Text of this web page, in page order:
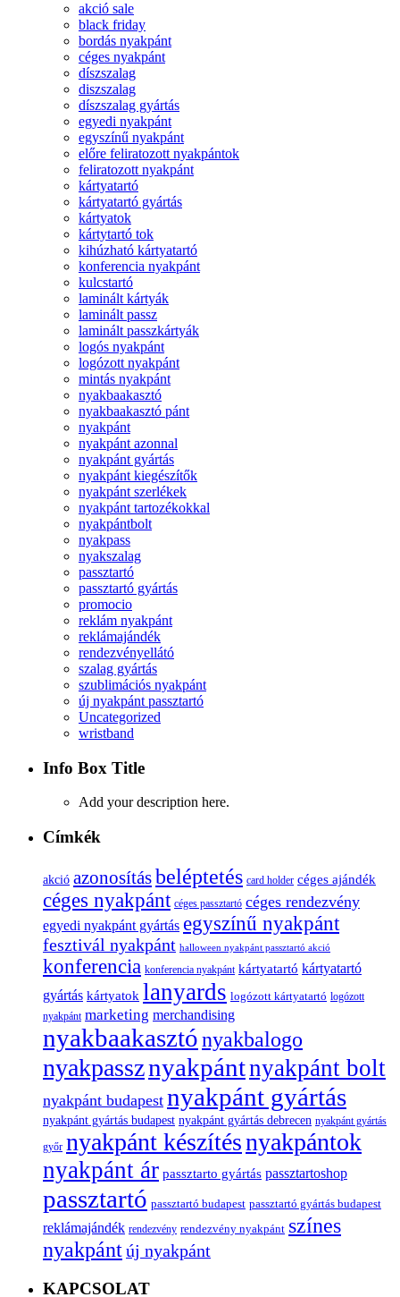
akció sale
black friday
bordás nyakpánt
céges nyakpánt
díszszalag
diszszalag
díszszalag gyártás
egyedi nyakpánt
egyszínű nyakpánt
előre feliratozott nyakpántok
feliratozott nyakpánt
kártyatartó
kártyatartó gyártás
kártyatok
kártytartó tok
kihúzható kártyatartó
konferencia nyakpánt
kulcstartó
laminált kártyák
laminált passz
laminált passzkártyák
logós nyakpánt
logózott nyakpánt
mintás nyakpánt
nyakbaakasztó
nyakbaakasztó pánt
nyakpánt
nyakpánt azonnal
nyakpánt gyártás
nyakpánt kiegészítők
nyakpánt szerlékek
nyakpánt tartozékokkal
nyakpántbolt
nyakpass
nyakszalag
passztartó
passztartó gyártás
promocio
reklám nyakpánt
reklámajándék
rendezvényellátó
szalag gyártás
szublimációs nyakpánt
új nyakpánt passztartó
Uncategorized
wristband
Info Box Title
Add your description here.
Címkék
akció azonosításbeléptetés card holder céges ajándék
céges nyakpánt céges passztartó céges rendezvény
egyedi nyakpánt gyártás egyszínű nyakpánt
fesztivál nyakpánt halloween nyakpánt passztartó akció
konferencia konferencia nyakpánt kártyatartó kártyatartó
gyártás kártyatok lanyards logózott kártyatartó logózott
nyakpánt marketing merchandising
nyakbaakasztónyakbalogo
nyakpassznyakpántnyakpánt bolt
nyakpánt budapest nyakpánt gyártás
nyakpánt gyártás budapest nyakpánt gyártás debrecen nyakpánt gyártás
győr nyakpánt készítésnyakpántok
nyakpánt ár passztarto gyártás passztartoshop
passztartó passztartó budapest passztartó gyártás budapest
reklámajándék rendezvény rendezvény nyakpánt színes
nyakpántúj nyakpánt
KAPCSOLAT